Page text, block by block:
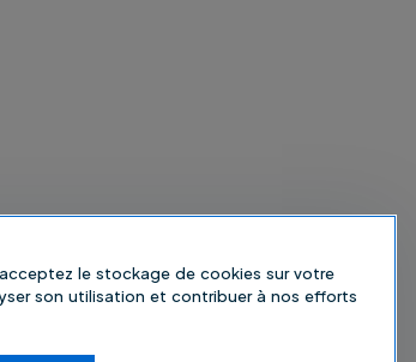
le stockage de cookies sur votre
son utilisation et contribuer à nos efforts